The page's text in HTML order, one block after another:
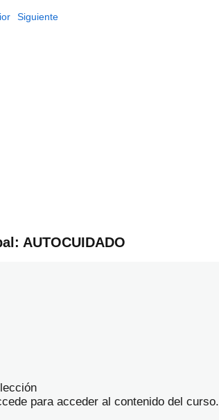
Siguiente
AUTOCUIDADO
para acceder al contenido del curso.